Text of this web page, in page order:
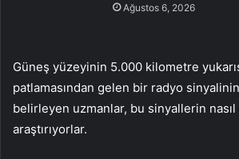
Ağustos 6, 2026
Güneş yüzeyinin 5.000 kilometre
patlamasından gelen bir radyo
belirleyen uzmanlar, bu sinyallerin
araştırıyorlar.